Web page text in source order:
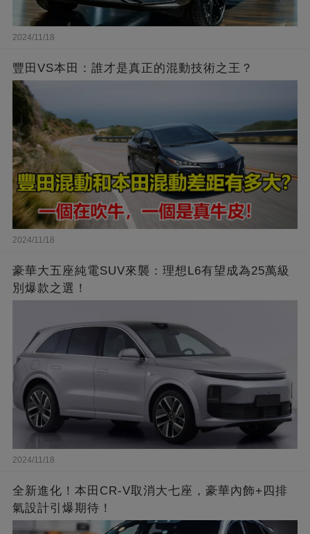
2024/11/18
豐田VS本田：誰才是真正的混動技術之王？
2024/11/18
豪華大五座純電SUV來襲：理想L6有望成為25萬級
別爆款之選！
2024/11/18
全新進化！本田CR-V取消大七座，豪華內飾+四排
氣設計引爆期待！